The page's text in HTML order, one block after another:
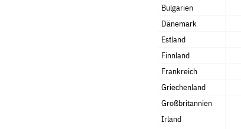
Bulgarien
Dänemark
Estland
Finnland
Frankreich
Griechenland
Großbritannien
Irland